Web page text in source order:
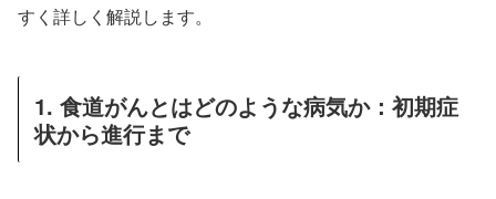
すく詳しく解説します。
1. 食道がんとはどのような病気か：初期症
状から進行まで